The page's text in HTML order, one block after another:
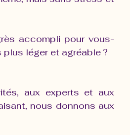
accompli pour vous-
léger et agréable ?
aux experts et aux
nous donnons aux